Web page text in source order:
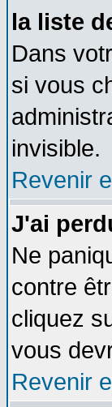
la liste
Dans
si vous
invisible.
Revenir
J'ai
Ne
contre
cliquez
vous
Revenir